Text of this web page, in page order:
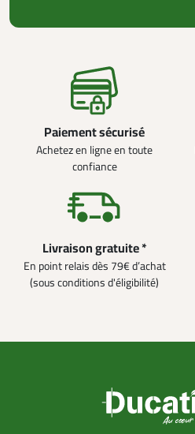
Paiement sécurisé
Achetez en ligne en toute
confiance
Livraison gratuite *
En point relais dès 79€ d’achat
(sous conditions d'éligibilité)